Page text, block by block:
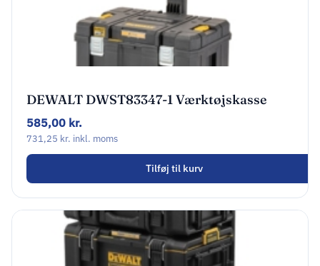
DEWALT DWST83347-1 Værktøjskasse
med hjul
585,00 kr.
731,25 kr. inkl. moms
Tilføj til kurv